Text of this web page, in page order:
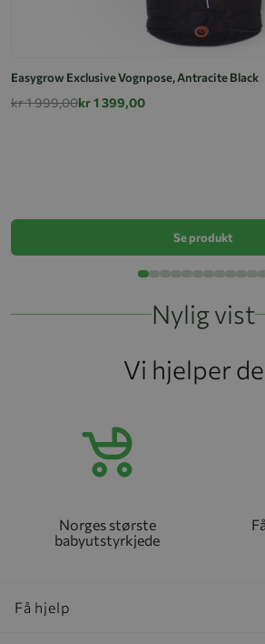
Easygrow Exclusive Vognpose, Antracite Black
kr 1 999,00kr 1 399,00
Se produkt
Nylig vist
Vi hjelper
Norges største
babyutstyrkjede
Få hjelp